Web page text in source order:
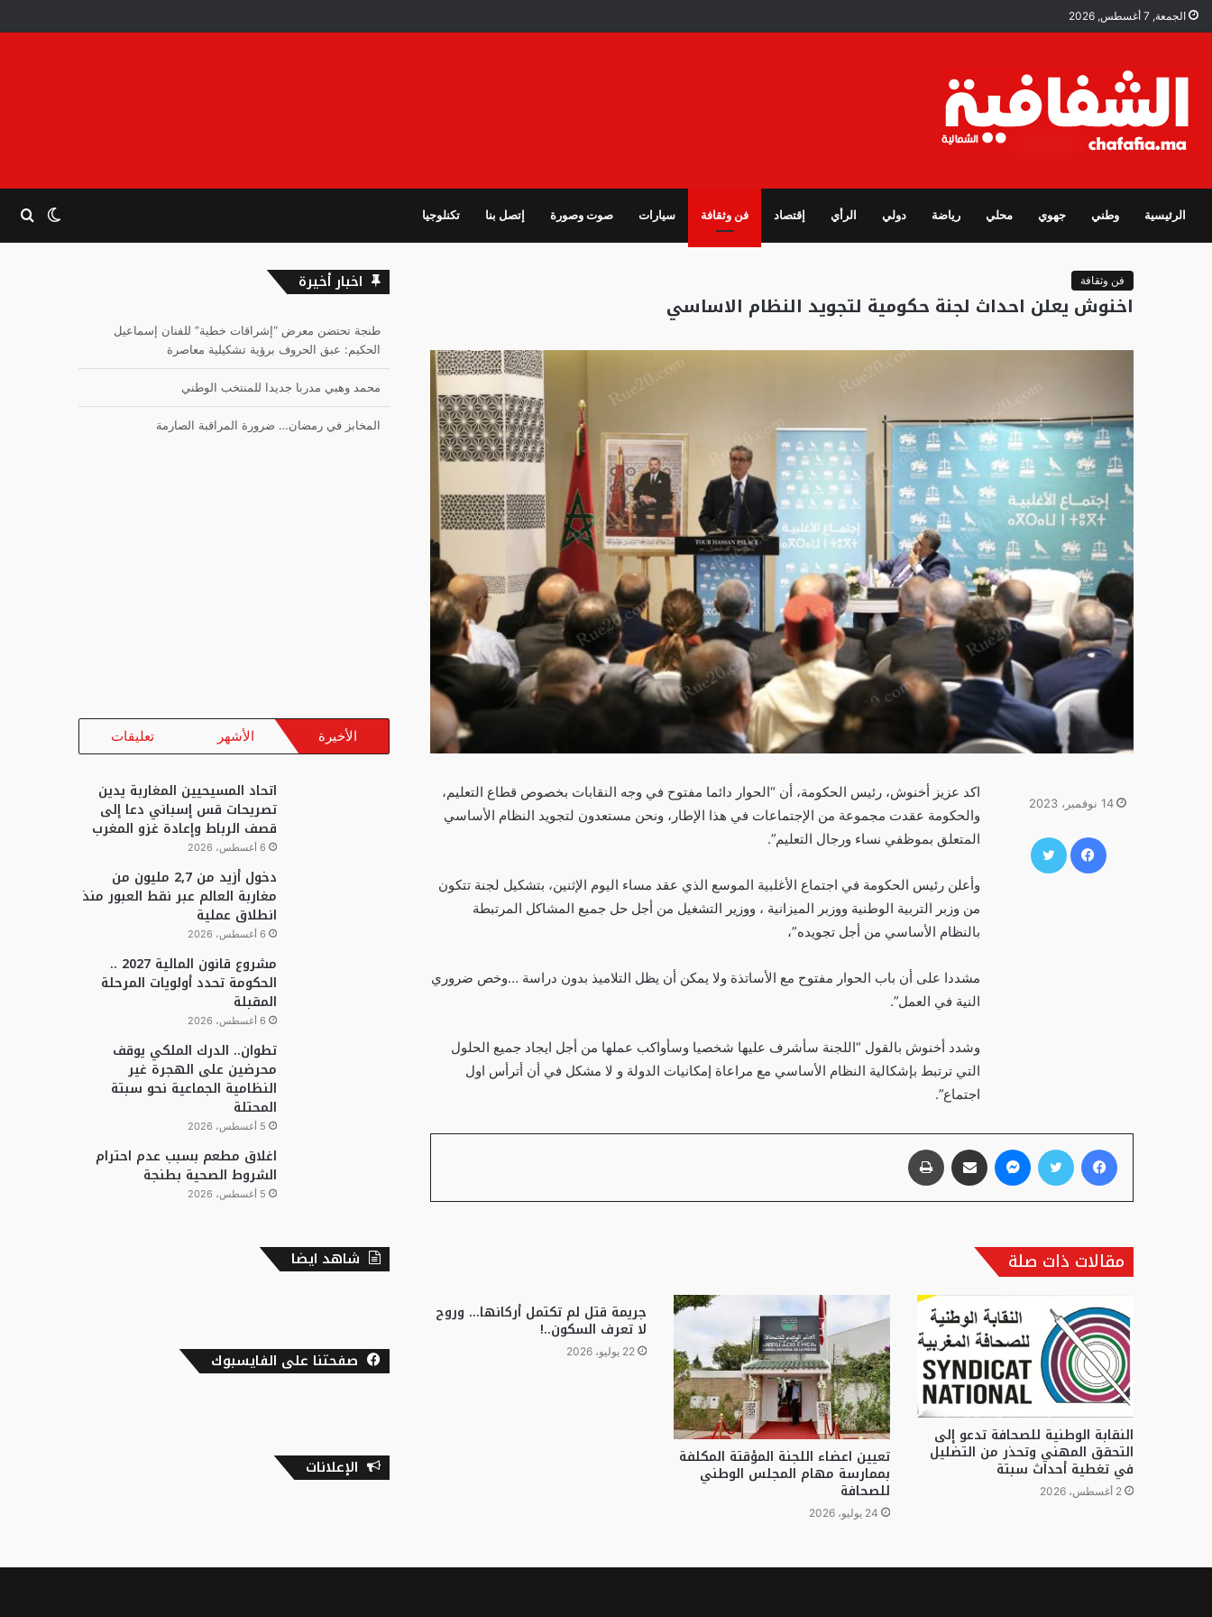
الجمعة, 7 أغسطس, 2026
الرئيسية وطني جهوي محلي رياضة دولي الرأي إقتصاد فن وثقافة سيارات صوت وصورة إتصل بنا تكنلوجيا الوضع
فن وثقافة
اخنوش يعلن احداث لجنة حكومية لتجويد النظام الاساسي
اكد عزيز أخنوش، رئيس الحكومة، أن “الحوار دائما مفتوح في وجه النقابات بخصوص قطاع التعليم،
والحكومة عقدت مجموعة من الإجتماعات في هذا الإطار، ونحن مستعدون لتجويد النظام الأساسي
المتعلق بموظفي نساء ورجال التعليم”.
وأعلن رئيس الحكومة في اجتماع الأغلبية الموسع الذي عقد مساء اليوم الإثنين، بتشكيل لجنة تتكون
من وزبر التربية الوطنية ووزبر الميزانية ، ووزير التشغيل من أجل حل جميع المشاكل المرتبطة
بالنظام الأساسي من أجل تجويده”،
مشددا على أن باب الحوار مفتوح مع الأساتذة ولا يمكن أن يظل التلاميذ بدون دراسة …وخص ضروري
النية في العمل”.
وشدد أخنوش بالقول “اللجنة سأشرف عليها شخصيا وسأواكب عملها من أجل ايجاد جميع الحلول
التي ترتبط بإشكالية النظام الأساسي مع مراعاة إمكانيات الدولة و لا مشكل في أن أترأس اول
اجتماع”.
14 نوفمبر، 2023
فيسبوك
فيسبوك تويتر ماسنجر مشاركة عبر البريد
مقالات ذات صلة
النقابة الوطنية للصحافة تدعو إلى
التحقق المهني وتحذر من التضليل
في تغطية أحداث سبتة
2 أغسطس، 2026
تعيين اعضاء اللجنة المؤقتة المكلفة
بممارسة مهام المجلس الوطني
للصحافة
24 يوليو، 2026
جريمة قتل لم تكتمل أركانها… وروح
لا تعرف السكون..!
22 يوليو، 2026
اخبار أخيرة
طنجة تحتضن معرض “إشراقات خطية” للفنان إسماعيل
الحكيم: عبق الحروف برؤية تشكيلية معاصرة
محمد وهبي مدربا جديدا للمنتخب الوطني
المخابز في رمضان… ضرورة المراقبة الصارمة
الأخيرة الأشهر تعليقات
اتحاد المسيحيين المغاربة يدين
تصريحات قس إسباني دعا إلى
قصف الرباط وإعادة غزو المغرب
6 أغسطس، 2026
دخول أزيد من 2,7 مليون من
مغاربة العالم عبر نقط العبور منذ
انطلاق عملية
6 أغسطس، 2026
مشروع قانون المالية 2027 ..
الحكومة تحدد أولويات المرحلة
المقبلة
6 أغسطس، 2026
تطوان.. الدرك الملكي يوقف
محرضين على الهجرة غير
النظامية الجماعية نحو سبتة
المحتلة
5 أغسطس، 2026
اغلاق مطعم بسبب عدم احترام
الشروط الصحية بطنجة
5 أغسطس، 2026
شاهد ايضا
صفحتنا على الفايسبوك
الإعلانات